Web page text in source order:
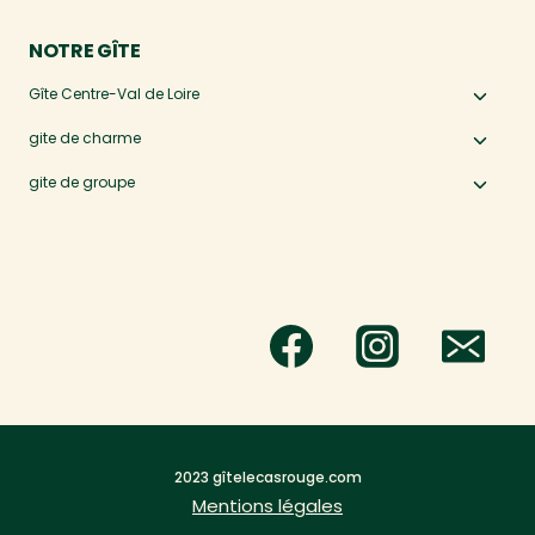
NOTRE GÎTE
Gîte Centre-Val de Loire
le
gite de charme
le
gite de groupe
2023 gîtelecasrouge.com
Mentions légales